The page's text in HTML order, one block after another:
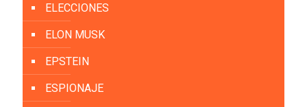
ELECCIONES
ELON MUSK
EPSTEIN
ESPIONAJE